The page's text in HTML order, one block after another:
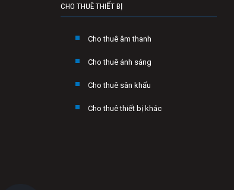
CHO THUÊ THIẾT BỊ
Cho thuê âm thanh
Cho thuê ánh sáng
Cho thuê sân khấu
Cho thuê thiết bị khác